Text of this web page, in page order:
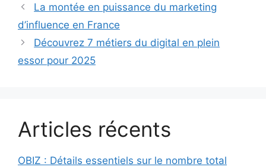
La montée en puissance du marketing
d’influence en France
Découvrez 7 métiers du digital en plein
essor pour 2025
Articles récents
OBIZ : Détails essentiels sur le nombre total